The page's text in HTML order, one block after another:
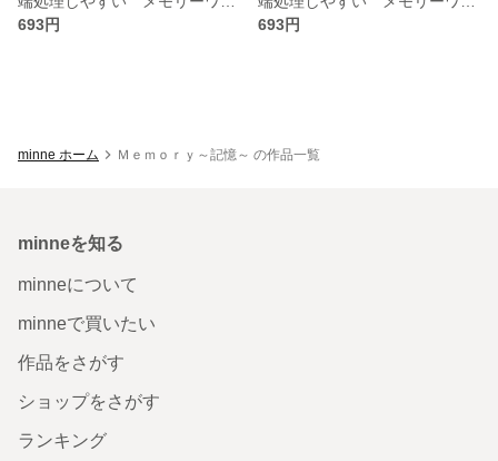
693円
693円
minne ホーム Ｍｅｍｏｒｙ～記憶～ の作品一覧
minneを知る
minneについて
minneで買いたい
作品をさがす
ショップをさがす
ランキング